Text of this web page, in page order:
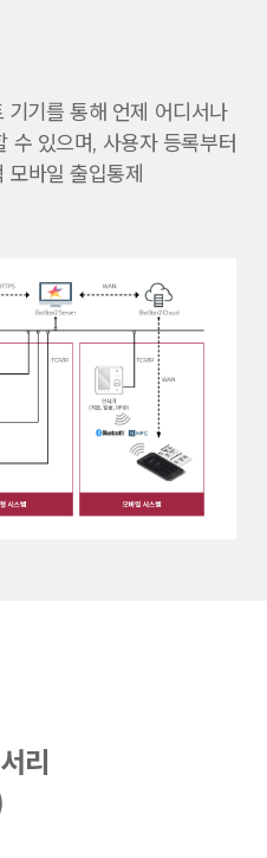
기를 통해 언제 어디서나
수 있으며, 사용자 등록부터
모바일 출입통제
리